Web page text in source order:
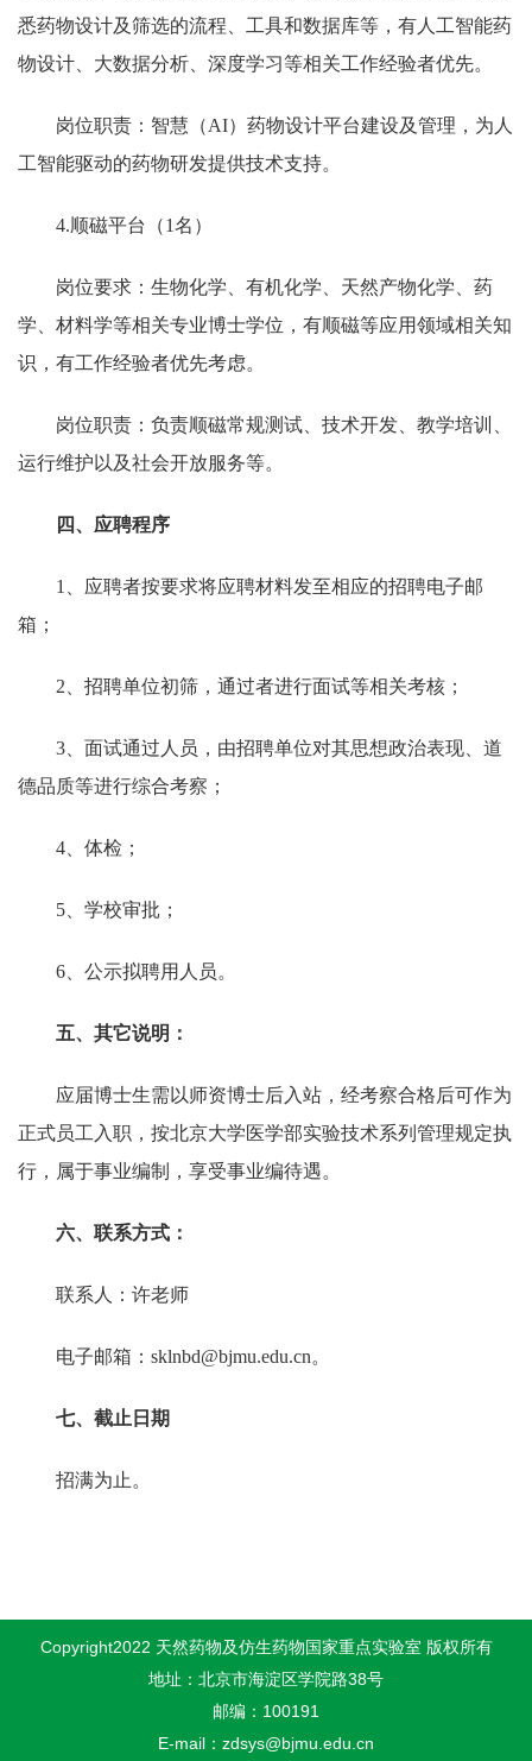
悉药物设计及筛选的流程、工具和数据库等，有人工智能药
物设计、大数据分析、深度学习等相关工作经验者优先。
岗位职责：智慧（AI）药物设计平台建设及管理，为人
工智能驱动的药物研发提供技术支持。
4.顺磁平台（1名）
岗位要求：生物化学、有机化学、天然产物化学、药
学、材料学等相关专业博士学位，有顺磁等应用领域相关知
识，有工作经验者优先考虑。
岗位职责：负责顺磁常规测试、技术开发、教学培训、
运行维护以及社会开放服务等。
四、应聘程序
1
、应聘者按要求将应聘材料发至相应的招聘电子邮
箱；
2 、招聘单位初筛，通过者进行面试等相关考核；
3 、面试通过人员，由招聘单位对其思想政治表现、道
德品质等进行综合考察；
4 、体检；
5 、学校审批；
6 、公示拟聘用人员。
五、其它说明：
应届博士生需以师资博士后入站，经考察合格后可作为
正式员工入职，按北京大学医学部实验技术系列管理规定执
行，属于事业编制，享受事业编待遇。
六、联系方式：
联系人：许老师
电子邮箱： sklnbd@bjmu.edu.cn。
七、截止日期
招满为止。
Copyright2022 天然药物及仿生药物国家重点实验室 版权所有
地址：北京市海淀区学院路38号
邮编：100191
E-mail：zdsys@bjmu.edu.cn